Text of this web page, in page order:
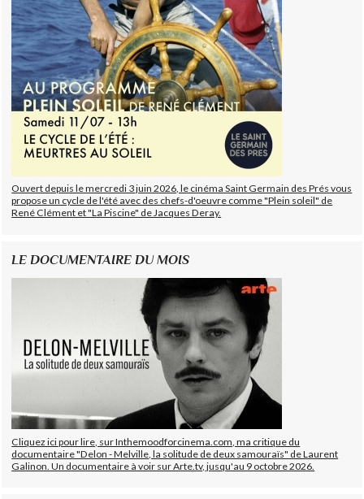
Ouvert depuis le mercredi 3 juin 2026, le cinéma Saint Germain des Prés vous
propose un cycle de l'été avec des chefs-d'oeuvre comme "Plein soleil" de
René Clément et "La Piscine" de Jacques Deray.
LE DOCUMENTAIRE DU MOIS
Cliquez ici pour lire, sur Inthemoodforcinema.com, ma critique du
documentaire "Delon - Melville, la solitude de deux samouraïs" de Laurent
Galinon. Un documentaire à voir sur Arte.tv, jusqu'au 9 octobre 2026.